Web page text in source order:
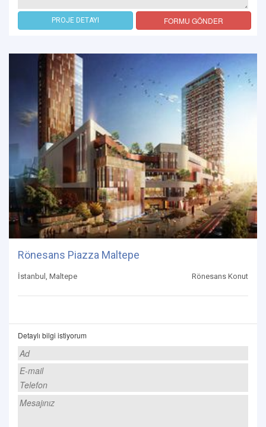
PROJE DETAYI FORMU GÖNDER
Rönesans Piazza Maltepe
İstanbul, Maltepe Rönesans Konut
Detaylı bilgi istiyorum